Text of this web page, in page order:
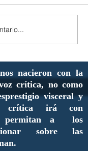
nacieron con la
crítica, no como
visceral y
crítica irá con
permitan a los
sobre las